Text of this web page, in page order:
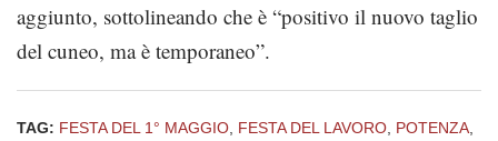
aggiunto, sottolineando che è “positivo il nuovo taglio
del cuneo, ma è temporaneo”.
TAG: FESTA DEL 1° MAGGIO FESTA DEL LAVORO POTENZA